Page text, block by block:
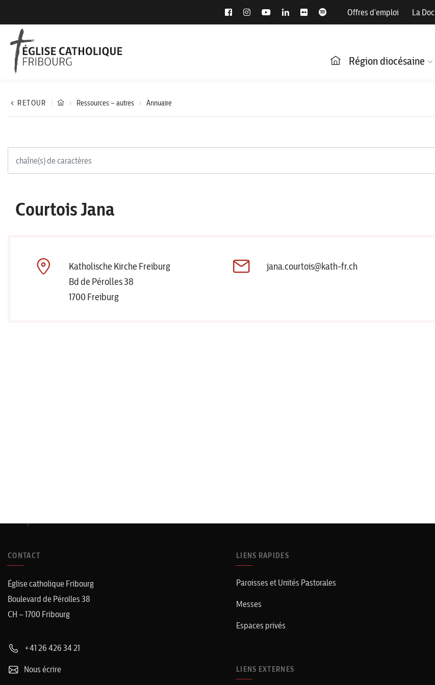
Offres d’emploi La Doc
Région diocésaine
RETOUR Ressources – autres Annuaire
Courtois Jana
Katholische Kirche Freiburg
Bd de Pérolles 38
1700 Freiburg
jana.courtois@kath-fr.ch
CONTACT
Église catholique Fribourg
Boulevard de Pérolles 38
CH – 1700 Fribourg
+41 26 426 34 21
Nous écrire
LIENS RAPIDES
Paroisses et Unités Pastorales
Messes
Espaces privés
LIENS EXTERNES